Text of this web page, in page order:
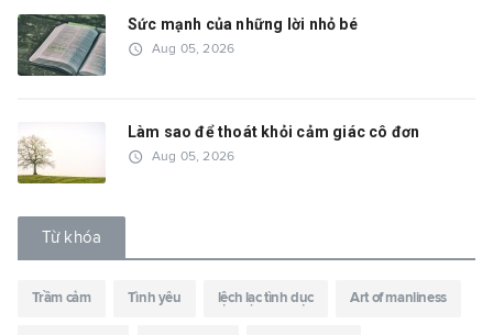
Sức mạnh của những lời nhỏ bé
access_time Aug 05, 2026
Làm sao để thoát khỏi cảm giác cô đơn
access_time Aug 05, 2026
Từ khóa
Trầm cảm Tình yêu lệch lạc tình dục Art of manliness